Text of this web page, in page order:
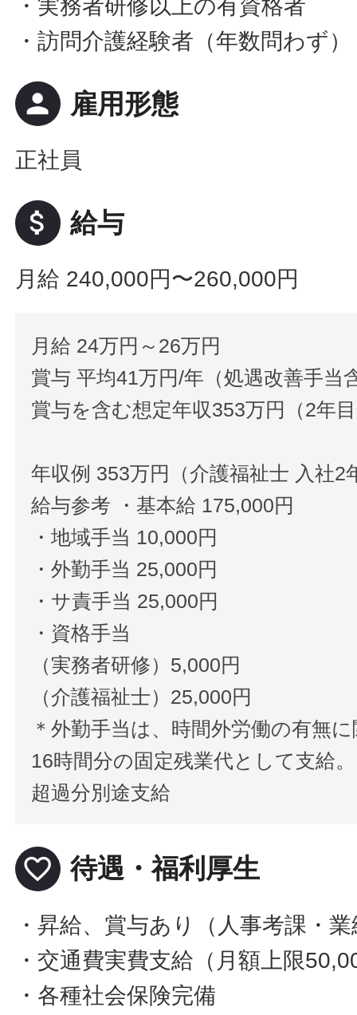
・実務者研修以上の有資格者
・訪問介護経験者（年数問わず）
person 雇用形態
正社員
attach_money 給与
月給 240,000円〜260,000円
月給 24万円～26万円
賞与 平均41万円/年（処遇改善手当
賞与を含む想定年収353万円（2年
年収例 353万円（介護福祉士 入社2
給与参考 ・基本給 175,000円
・地域手当 10,000円
・外勤手当 25,000円
・サ責手当 25,000円
・資格手当
（実務者研修）5,000円
（介護福祉士）25,000円
＊外勤手当は、時間外労働の有無
16時間分の固定残業代として支給。
超過分別途支給
favorite_border 待遇・福利厚生
・昇給、賞与あり（人事考課・
・交通費実費支給（月額上限
・各種社会保険完備